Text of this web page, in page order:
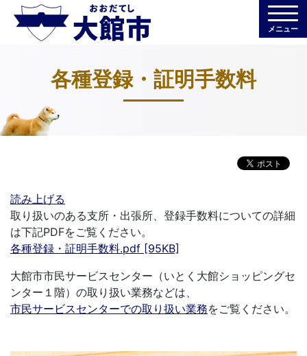
メニュー
各種登録・証明手数料
読み上げる
取り扱いのある支所・出張所、登録手数料についての詳細
は下記PDFをご覧ください。
各種登録・証明手数料.pdf [95KB]
大館市市民サービスセンター（いとく大館ショッピングセ
ンター１階）の取り扱い業務などは、
市民サービスセンターでの取り扱い業務をご覧ください。